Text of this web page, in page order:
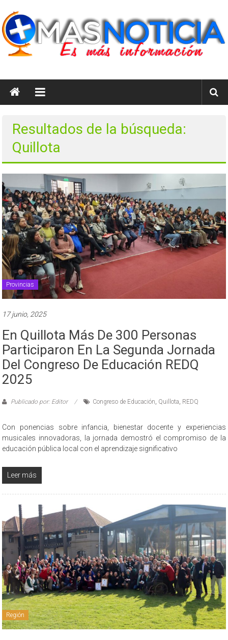
contenido
Es
Resultados de la búsqueda:
Quillota
Provincias
17 junio, 2025
En Quillota Más De 300 Personas
Participaron En La Segunda Jornada
Del Congreso De Educación REDQ
2025
Publicado por: Editor Congreso de Educación Quillota REDQ
Con ponencias sobre infancia, bienestar docente y experiencias
musicales innovadoras, la jornada demostró el compromiso de la
educación pública local con el aprendizaje significativo
Leer más
Región